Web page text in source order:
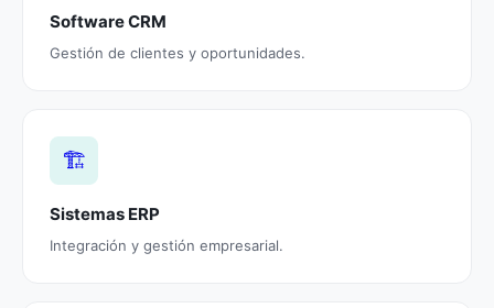
Software CRM
Gestión de clientes y oportunidades.
🏗️
Sistemas ERP
Integración y gestión empresarial.